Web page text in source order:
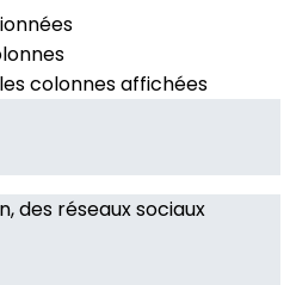
colonnes affichées
des réseaux sociaux